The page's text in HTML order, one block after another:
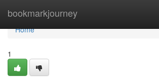
bookmarkjourney
Home
Home
1